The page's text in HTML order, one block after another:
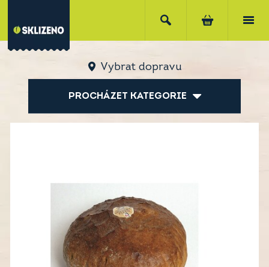
Vybrat dopravu
PROCHÁZET KATEGORIE